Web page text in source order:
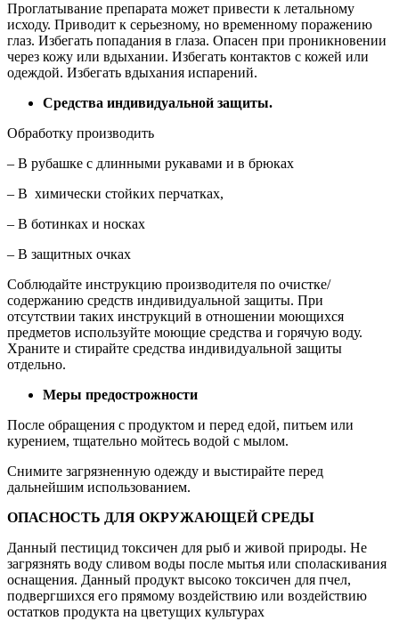
Проглатывание препарата может привести к летальному
исходу. Приводит к серьезному, но временному поражению
глаз. Избегать попадания в глаза. Опасен при проникновении
через кожу или вдыхании. Избегать контактов с кожей или
одеждой. Избегать вдыхания испарений.
Средства индивидуальной защиты.
Обработку производить
– В рубашке с длинными рукавами и в брюках
– В химически стойких перчатках,
– В ботинках и носках
– В защитных очках
Соблюдайте инструкцию производителя по очистке/
содержанию средств индивидуальной защиты. При
отсутствии таких инструкций в отношении моющихся
предметов используйте моющие средства и горячую воду.
Храните и стирайте средства индивидуальной защиты
отдельно.
Меры предострожности
После обращения с продуктом и перед едой, питьем или
курением, тщательно мойтесь водой с мылом.
Снимите загрязненную одежду и выстирайте перед
дальнейшим использованием.
ОПАСНОСТЬ ДЛЯ ОКРУЖАЮЩЕЙ СРЕДЫ
Данный пестицид токсичен для рыб и живой природы. Не
загрязнять воду сливом воды после мытья или споласкивания
оснащения. Данный продукт высоко токсичен для пчел,
подвергшихся его прямому воздействию или воздействию
остатков продукта на цветущих культурах